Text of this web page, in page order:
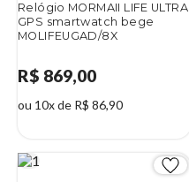
Relógio MORMAII LIFE ULTRA
GPS smartwatch bege
MOLIFEUGAD/8X
R$ 869,00
ou 10x de R$ 86,90